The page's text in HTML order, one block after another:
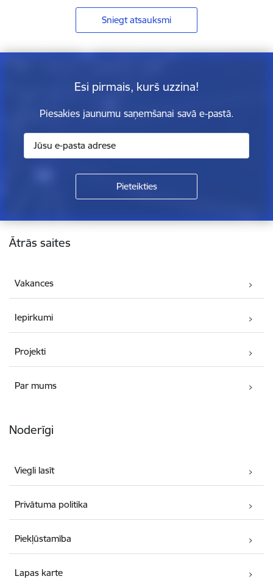
Sniegt atsauksmi
Esi pirmais, kurš uzzina!
Piesakies jaunumu saņemšanai savā e-pastā.
Kājene
Ātrās saites
Vakances
Iepirkumi
Projekti
Par mums
Noderīgi
Viegli lasīt
Privātuma politika
Piekļūstamība
Lapas karte